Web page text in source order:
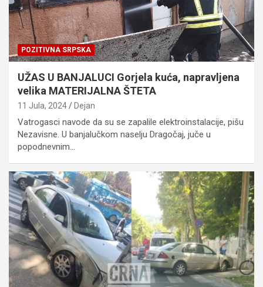
POZITIVNA SRPSKA
UŽAS U BANJALUCI Gorjela kuća, napravljena
velika MATERIJALNA ŠTETA
11 Jula, 2024 Dejan
Vatrogasci navode da su se zapalile elektroinstalacije, pišu
Nezavisne. U banjalučkom naselju Dragočaj, juče u
popodnevnim…